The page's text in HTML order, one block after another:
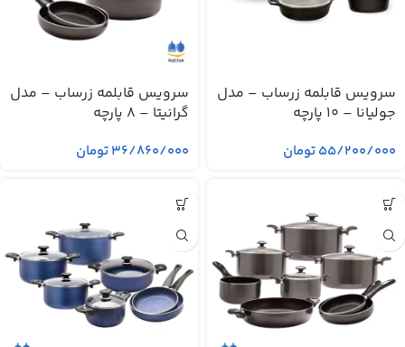
سرویس قابلمه زرساب – مدل
جولیانا – 10 پارچه
۵۵/۲۰۰/۰۰۰تومان
سرویس قابلمه زرساب – مدل
گرانیتا – 8 پارچه
۳۶/۸۶۰/۰۰۰تومان